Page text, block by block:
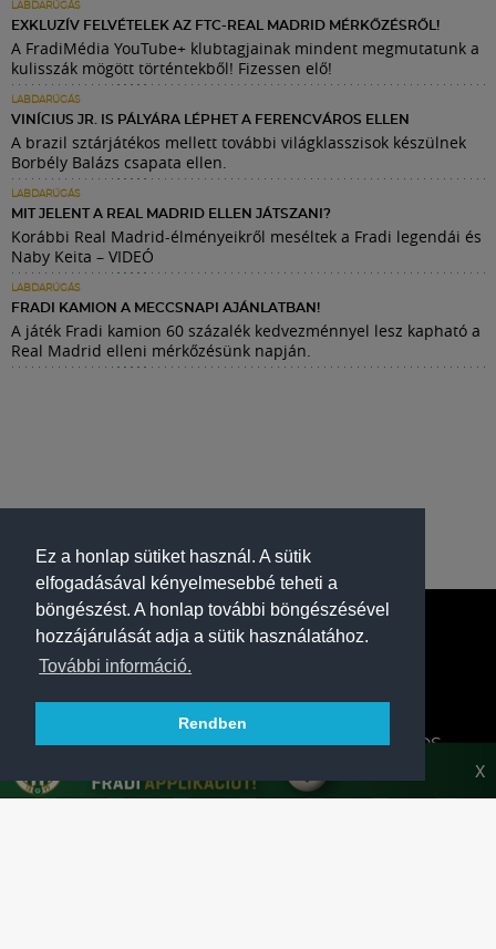
Ez a honlap sütiket használ. A sütik
elfogadásával kényelmesebbé teheti a
böngészést. A honlap további böngészésével
hozzájárulását adja a sütik használatához.
További információ.
Rendben
LABDARÚGÁS
EXKLUZÍV FELVÉTELEK AZ FTC-REAL MADRID MÉRKŐZÉSRŐL!
A FradiMédia YouTube+ klubtagjainak mindent megmutatunk a
kulisszák mögött történtekből! Fizessen elő!
LABDARÚGÁS
VINÍCIUS JR. IS PÁLYÁRA LÉPHET A FERENCVÁROS ELLEN
A brazil sztárjátékos mellett további világklasszisok készülnek
Borbély Balázs csapata ellen.
LABDARÚGÁS
MIT JELENT A REAL MADRID ELLEN JÁTSZANI?
Korábbi Real Madrid-élményeikről meséltek a Fradi legendái és
Naby Keita – VIDEÓ
LABDARÚGÁS
FRADI KAMION A MECCSNAPI AJÁNLATBAN!
A játék Fradi kamion 60 százalék kedvezménnyel lesz kapható a
Real Madrid elleni mérkőzésünk napján.
A FERENCVÁROSI TORNA CLUB HIVATALOS
X